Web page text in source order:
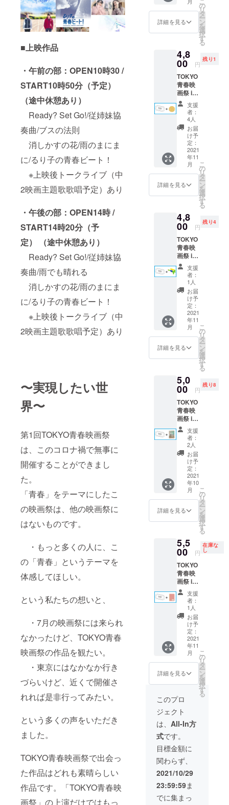
■上映作品
・午前の部：OPEN10時30 /
START10時50分（予定）
（途中休憩あり）
Ready? Set Go!/従姉妹協
奏曲/ブスの法則
消しかすの花/雨のまにま
に/るり子の青春ビート！
※上映後トークライブ（中
2映画主題歌歌唱予定）あり
・午後の部：OPEN14時 /
START14時20分（予
定）
（途中休憩あり）
Ready? Set Go!/従姉妹協
奏曲/雨でも晴れる
消しかすの花/雨のまにま
に/るり子の青春ビート！
※上映後トークライブ（中
2映画主題歌歌唱予定）あり
〜実現したい世
界〜
第1回TOKYO青春映画祭
は、このコロナ禍で無事に
開催することができまし
た。
「青春」をテーマにしたこ
の映画祭は、他の映画祭に
はないものです。
・もっと多くの人に、こ
の「青春」というテーマを
体感してほしい。
という私たちの想いと、
・7月の映画祭には来られ
なかったけど、TOKYO青春
映画祭の作品を観たい。
・東京にはなかなか行き
づらいけど、近くで開催さ
れれば是非行ってみたい。
という多くの声をいただき
ました。
TOKYO青春映画祭で出会っ
た作品はどれも素晴らしい
作品です。「TOKYO青春映
画祭」の上演だけではもっ
いたし
ます
※どちら
頂きま
すの
考欄に
宛名を
記入お
願いし
ます
※備考欄
に宛名
の記載
がない
場合は
ユー
ザー名
させて
頂きま
イメー
ジです
ケット1
枚で
す。
※チケッ
トは現
付にて
お渡し
しま
す。
※当日券
は4,000
円のチ
ケット
です。
詳細を見る
の
リ
タ
ー
ン
を
選
択
す
る
4,8
00 円
残り1
TOKYO
青春映
画祭 in
KYOTO
入場チ
ケット
（「従
姉妹協
奏曲メ
ロンパ
ン玩具
付き」※
サイン
入り）
（中2映
画プロ
ト3作品
のヒロ
イン福
山芽
以・杉
原光
玲・桜
田ミレ
イ・中
野マリ
ア）
※午前の
部、午
後の部
どちら
かのみ
入場で
選択時
にお選
びくだ
さい。
※宛名
の記載
はござ
いませ
ん ※
一般販
売はご
ざいま
せん
※チケッ
トは映
画祭当
日にお
パン玩
具は、
送しま
す
支援
者：
4人
お届
け予
定：
2021
年11
月
詳細を見る
こ
の
リ
タ
ー
ン
を
選
択
す
る
4,8
00 円
残り4
TOKYO
青春映
画祭 in
KYOTO
入場チ
ケット
（「Re
ady Set
Go!ス
ター
ターピ
ストル
風 水鉄
砲付
き」※サ
イン入
（中2映
画プロ
ジェク
ト3作品
のヒロ
イン福
山芽
以・杉
原光
玲・桜
田ミレ
イ・中
野マリ
ア）
※午前の
部、午
後の部
きま
す。リ
ターン
選択時
にお選
びくだ
さい。
※宛名
の記載
はござ
いませ
ん ※
一般販
売はご
ざいま
せん
※チケッ
日にお
す ※
スター
ターピ
ストル
風 水鉄
砲は、
後日発
送しま
支援
者：
1人
お届
け予
定：
2021
年11
月
詳細を見る
こ
の
リ
タ
ー
ン
を
選
択
す
る
5,0
00 円
残り8
TOKYO
青春映
画祭 in
KYOTO
入場チ
ケット
（パン
フレッ
ト付）
※午前
の部、
午後の
部どち
らかの
み入場
できま
ターン
選択時
にお選
びくだ
さい。
※ノミ
ネート
作品紹
介や
キャス
ト・ス
タッフ
インタ
ビュー
掲載な
どを想
定して
※10P前
後の想
定です
※一般
販売に
関して
は未定
となり
ます
※チケッ
ト・パ
ンフ
レット
支援
者：
2人
お届
け予
定：
2021
年10
月
詳細を見る
こ
の
リ
タ
ー
ン
を
選
択
す
る
5,5
00 円
在庫な
し
TOKYO
青春映
画祭 in
KYOTO
入場チ
ケット
（「る
り子の
青春
ビー
ト！ア
イドル
ノー
ト」※サ
イン入
り）
（中2映
画プロ
ジェク
ト3作品
のヒロ
イン福
山芽
以・杉
原光
玲・桜
田ミレ
イ・中
野マリ
ア）
支援
者：
1人
お届
け予
定：
2021
年11
月
詳細を見る
こ
の
リ
タ
ー
ン
を
選
択
す
る
このプロ
ジェクト
は、 All-In方
式です。
目標金額に
関わらず、
2021/10/29
23:59:59ま
でに集まっ